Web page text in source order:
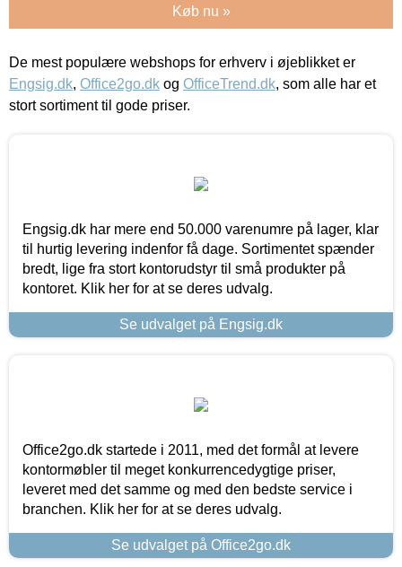
Køb nu »
De mest populære webshops for erhverv i øjeblikket er
Engsig.dk, Office2go.dk og OfficeTrend.dk, som alle har et
stort sortiment til gode priser.
Engsig.dk har mere end 50.000 varenumre på lager, klar
til hurtig levering indenfor få dage. Sortimentet spænder
bredt, lige fra stort kontorudstyr til små produkter på
kontoret. Klik her for at se deres udvalg.
Se udvalget på Engsig.dk
Office2go.dk startede i 2011, med det formål at levere
kontormøbler til meget konkurrencedygtige priser,
leveret med det samme og med den bedste service i
branchen. Klik her for at se deres udvalg.
Se udvalget på Office2go.dk